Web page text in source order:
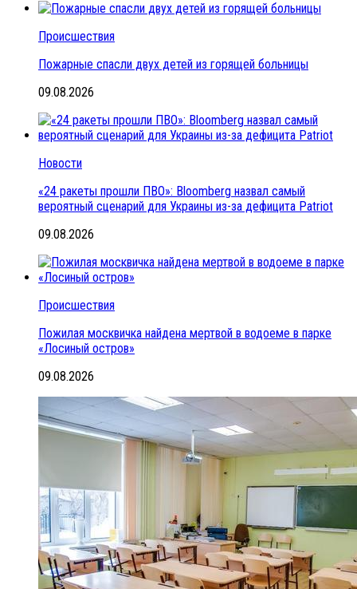
Происшествия
Пожарные спасли двух детей из горящей больницы
09.08.2026
Новости
«24 ракеты прошли ПВО»: Bloomberg назвал самый
вероятный сценарий для Украины из-за дефицита Patriot
09.08.2026
Происшествия
Пожилая москвичка найдена мертвой в водоеме в парке
«Лосиный остров»
09.08.2026